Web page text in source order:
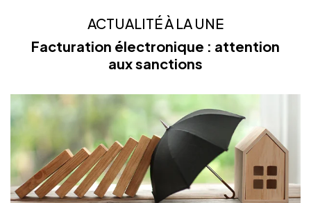
ACTUALITÉ À LA UNE
Facturation électronique : attention
aux sanctions